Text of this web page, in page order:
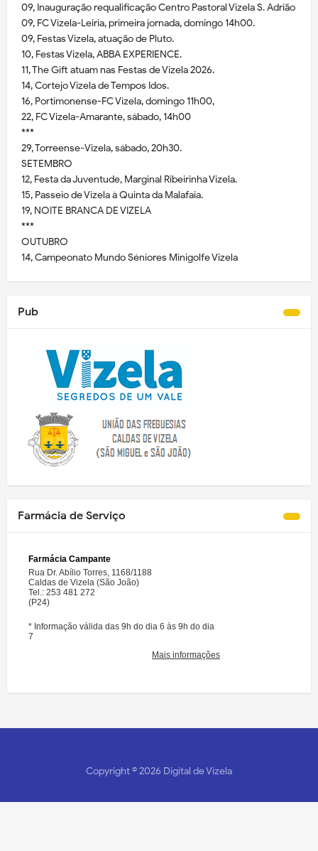
09, Inauguração requalificação Centro Pastoral Vizela S. Adrião
09, FC Vizela-Leiria, primeira jornada, domingo 14h00.
09, Festas Vizela, atuação de Pluto.
10, Festas Vizela, ABBA EXPERIENCE.
11, The Gift atuam nas Festas de Vizela 2026.
14, Cortejo Vizela de Tempos Idos.
16, Portimonense-FC Vizela, domingo 11h00,
22, FC Vizela-Amarante, sábado, 14h00
***
29, Torreense-Vizela, sábado, 20h30.
SETEMBRO
12, Festa da Juventude, Marginal Ribeirinha Vizela.
15, Passeio de Vizela à Quinta da Malafaia.
19, NOITE BRANCA DE VIZELA
***
OUTUBRO
14, Campeonato Mundo Séniores Minigolfe Vizela
Pub
Farmácia de Serviço
Copyright ©2026 Digital de Vizela